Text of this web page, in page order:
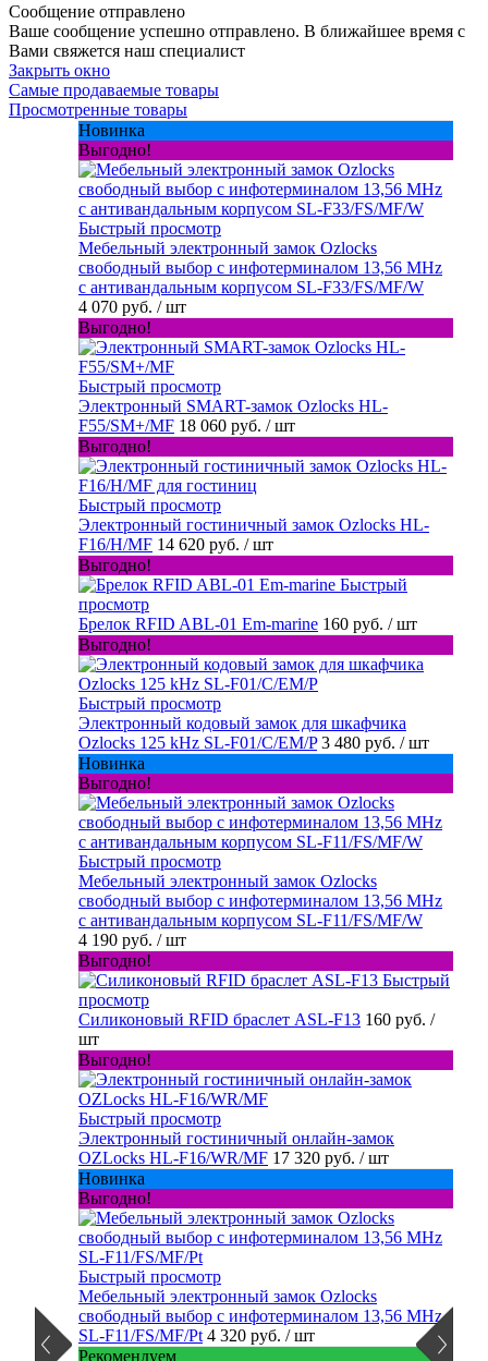
Сообщение отправлено
Ваше сообщение успешно отправлено. В ближайшее время с
Вами свяжется наш специалист
Закрыть окно
Самые продаваемые товары
Просмотренные товары
Новинка
Выгодно!
Быстрый просмотр
Мебельный электронный замок Ozlocks
свободный выбор с инфотерминалом 13,56 MHz
с антивандальным корпусом SL-F33/FS/MF/W
4 070 руб. / шт
Выгодно!
Быстрый просмотр
Электронный SMART-замок Ozlocks HL-
F55/SM+/MF 18 060 руб. / шт
Выгодно!
Быстрый просмотр
Электронный гостиничный замок Ozlocks HL-
F16/H/MF 14 620 руб. / шт
Выгодно!
Быстрый
просмотр
Брелок RFID ABL-01 Em-marine 160 руб. / шт
Выгодно!
Быстрый просмотр
Электронный кодовый замок для шкафчика
Ozlocks 125 kHz SL-F01/C/EM/P 3 480 руб. / шт
Новинка
Выгодно!
Быстрый просмотр
Мебельный электронный замок Ozlocks
свободный выбор с инфотерминалом 13,56 MHz
с антивандальным корпусом SL-F11/FS/MF/W
4 190 руб. / шт
Выгодно!
Быстрый
просмотр
Силиконовый RFID браслет ASL-F13 160 руб. /
шт
Выгодно!
Быстрый просмотр
Электронный гостиничный онлайн-замок
OZLocks HL-F16/WR/MF 17 320 руб. / шт
Новинка
Выгодно!
Быстрый просмотр
Мебельный электронный замок Ozlocks
свободный выбор с инфотерминалом 13,56 MHz
SL-F11/FS/MF/Pt 4 320 руб. / шт
Рекомендуем